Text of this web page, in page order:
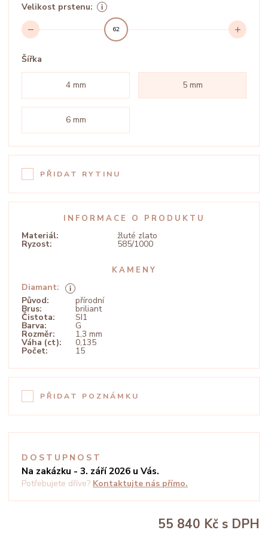
Velikost prstenu:
62
Šířka
4 mm 5 mm
6 mm
PŘIDAT RYTINU
INFORMACE O PRODUKTU
Materiál: žluté zlato
Ryzost: 585/1000
KAMENY
Diamant:
Původ:
přírodní
Brus: briliant
Čistota: SI1
Barva: G
Rozměr: 1,3 mm
Váha (ct): 0,135
Počet: 15
PŘIDAT POZNÁMKU
DOSTUPNOST
Na zakázku - 3. září 2026 u Vás.
Potřebujete dříve? Kontaktujte nás přímo.
55 840 Kč s DPH